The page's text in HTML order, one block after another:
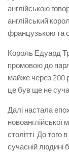
англійською
англійський
французькою та
Король Едуард
промовою до
майже через 200
це був ще не
Далі настала
новоанглійської
столітті. До того
сучасній людині